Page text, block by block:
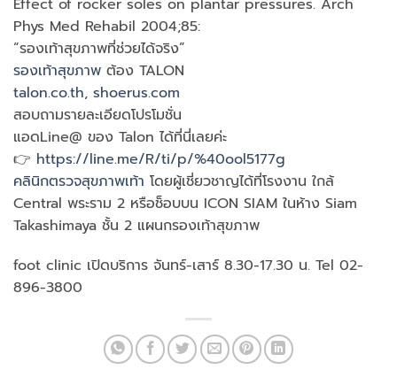
Phys Med Rehabil 2004;85:
“รองเท้าสุขภาพที่ช่วยได้จริง”
รองเท้าสุขภาพ ต้อง TALON
talon.co.th, shoerus.com
สอบถามรายละเอียดโปรโมชั่น
แอดLine@ ของ Talon ได้ที่นี่เลยค่ะ
👉 https://line.me/R/ti/p/%40ool5177g
คลินิกตรวจสุขภาพเท้า โดยผู้เชี่ยวชาญได้ที่โรงงาน ใกล้
Central พระราม 2 หรือช็อบบน ICON SIAM ในห้าง Siam
Takashimaya ชั้น 2 แผนกรองเท้าสุขภาพ
foot clinic เปิดบริการ จันทร์-เสาร์ 8.30-17.30 น. Tel 02-
896-3800